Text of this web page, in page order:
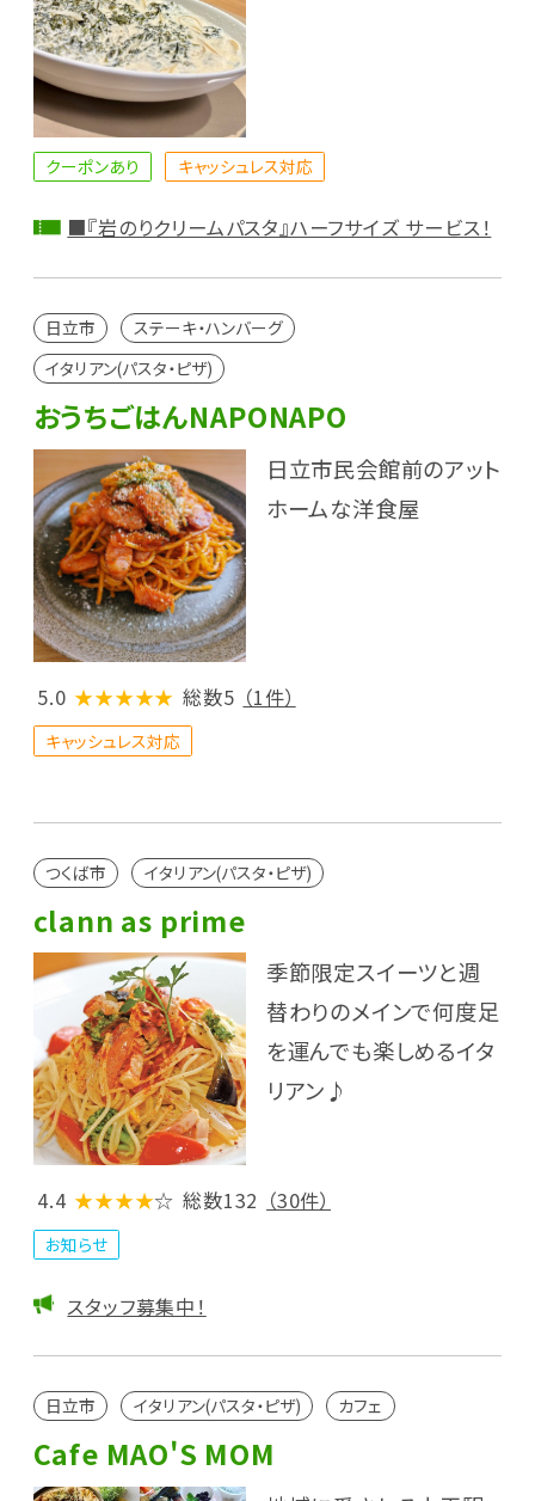
クーポンあり キャッシュレス対応
■『岩のりクリームパスタ』ハーフサイズ サービス！
日立市
ステーキ・ハンバーグ
イタリアン(パスタ・ピザ)
おうちごはんNAPONAPO
日立市民会館前のアット
ホームな洋食屋
5.0 ★★★★★ 総数5 （1件）
キャッシュレス対応
つくば市 イタリアン(パスタ・ピザ)
clann as prime
季節限定スイーツと週
替わりのメインで何度足
を運んでも楽しめるイタ
リアン♪
4.4 ★★★★☆ 総数132 （30件）
お知らせ
スタッフ募集中！
日立市 イタリアン(パスタ・ピザ) カフェ
Cafe MAO'S MOM